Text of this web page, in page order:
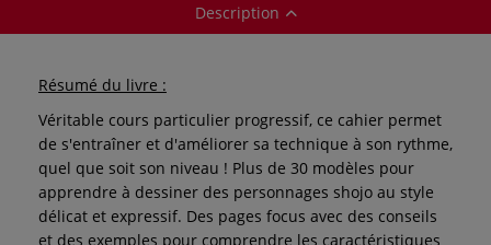
Description
Résumé du livre :
Véritable cours particulier progressif, ce cahier permet
de s'entraîner et d'améliorer sa technique à son rythme,
quel que soit son niveau ! Plus de 30 modèles pour
apprendre à dessiner des personnages shojo au style
délicat et expressif. Des pages focus avec des conseils
et des exemples pour comprendre les caractéristiques